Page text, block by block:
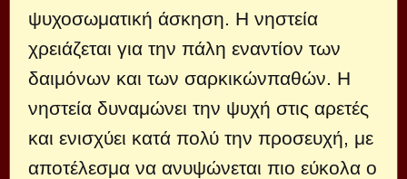
ψυχοσωματική άσκηση. Η νηστεία
χρειάζεται για την πάλη εναντίον των
δαιμόνων και των σαρκικώνπαθών. Η
νηστεία δυναμώνει την ψυχή στις αρετές
και ενισχύει κατά πολύ την προσευχή, με
αποτέλεσμα να ανυψώνεται πιο εύκολα ο